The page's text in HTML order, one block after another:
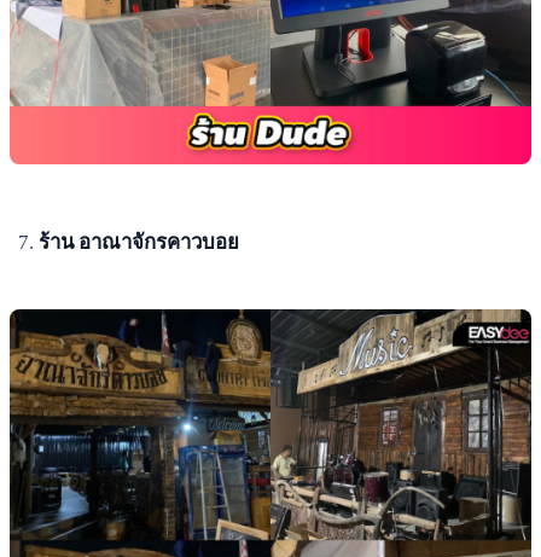
ร้าน อาณาจักรคาวบอย